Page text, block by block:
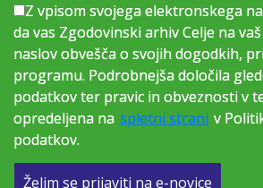
Z vpisom svojega elektronskega
da vas Zgodovinski arhiv Celje na
naslov obvešča o svojih dogodkih,
programu. Podrobnejša določila
podatkov ter pravic in obveznosti v
opredeljena na spletni strani v
podatkov.
Želim se prijaviti na e-novice